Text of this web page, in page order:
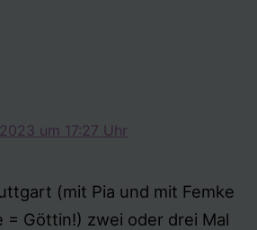
um 17:27 Uhr
(mit Pia und mit Femke
= Göttin!) zwei oder drei Mal